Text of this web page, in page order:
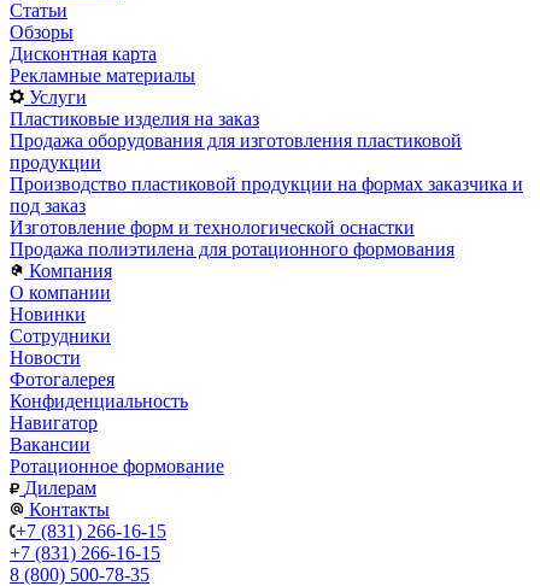
Статьи
Обзоры
Дисконтная карта
Рекламные материалы
Услуги
Пластиковые изделия на заказ
Продажа оборудования для изготовления пластиковой
продукции
Производство пластиковой продукции на формах заказчика и
под заказ
Изготовление форм и технологической оснастки
Продажа полиэтилена для ротационного формования
Компания
О компании
Новинки
Сотрудники
Новости
Фотогалерея
Конфиденциальность
Навигатор
Вакансии
Ротационное формование
Дилерам
Контакты
+7 (831) 266-16-15
+7 (831) 266-16-15
8 (800) 500-78-35